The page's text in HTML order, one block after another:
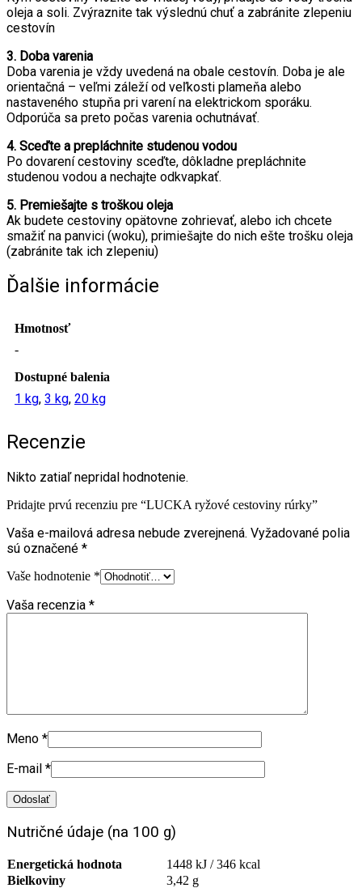
oleja a soli. Zvýraznite tak výslednú chuť a zabránite zlepeniu
cestovín
3. Doba varenia
Doba varenia je vždy uvedená na obale cestovín. Doba je ale
orientačná – veľmi záleží od veľkosti plameňa alebo
nastaveného stupňa pri varení na elektrickom sporáku.
Odporúča sa preto počas varenia ochutnávať.
4. Sceďte a prepláchnite studenou vodou
Po dovarení cestoviny sceďte, dôkladne prepláchnite
studenou vodou a nechajte odkvapkať.
5. Premiešajte s troškou oleja
Ak budete cestoviny opätovne zohrievať, alebo ich chcete
smažiť na panvici (woku), primiešajte do nich ešte trošku oleja
(zabránite tak ich zlepeniu)
Ďalšie informácie
Hmotnosť
-
Dostupné balenia
1 kg, 3 kg, 20 kg
Recenzie
Nikto zatiaľ nepridal hodnotenie.
Pridajte prvú recenziu pre “LUCKA ryžové cestoviny rúrky”
Vaša e-mailová adresa nebude zverejnená. Vyžadované polia
sú označené *
Vaše hodnotenie *
Vaša recenzia *
Meno *
E-mail *
Nutričné údaje (na 100 g)
Energetická hodnota
1448 kJ / 346 kcal
Bielkoviny
3,42 g